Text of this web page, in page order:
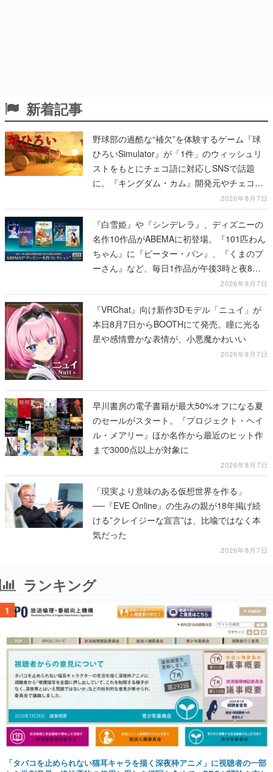
新着記事
野球部の過酷な“補欠”を体験するゲーム『球
ひろいSimulator』が「1件」のウィッシュリ
ストをもとにチェコ語に対応しSNSで話題
に。『キングダム・カム』開発元やチェコの
2026年8月7日
『白雪姫』や『シンデレラ』、ディズニーの
名作10作品がABEMAに初登場。『101匹わん
ちゃん』に『ピーター・パン』、『くまのプ
ーさん』など、毎日1作品が午後3時と夜8時
2026年8月7日
『VRChat』向け新作3Dモデル「ニュイ」が
本日8月7日からBOOTHにて発売。瞳に光る
星や感情豊かな表情が、小悪魔かわいい
2026年8月7日
早川書房の電子書籍が最大50%オフになる夏
のセールがスタート。『プロジェクト・ヘイ
ル・メアリー』ほか名作から最近のヒット作
まで3000点以上が対象に
2026年8月7日
「現実より意味のある仮想世界を作る」
──『EVE Online』の生みの親が18年掲げ続
ける”クレイジーな宣言”は、比喩ではなく本
気だった
2026年8月7日
ランキング
1
「タバコを止められない猫耳キャラを描く深夜枠アニメ」に視聴者の一部